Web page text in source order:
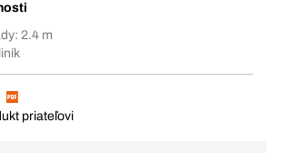
2.4 m
priateľovi